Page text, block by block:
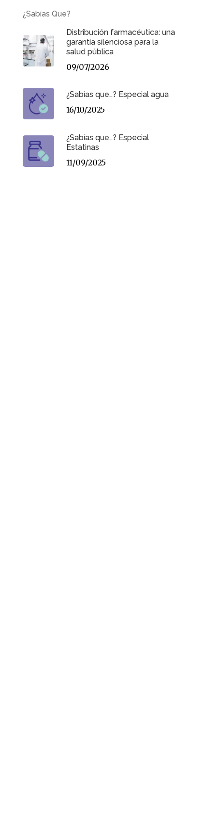
¿Sabías Que?
Distribución farmacéutica: una
garantía silenciosa para la
salud pública
09/07/2026
¿Sabías que…? Especial agua
16/10/2025
¿Sabías que…? Especial
Estatinas
11/09/2025